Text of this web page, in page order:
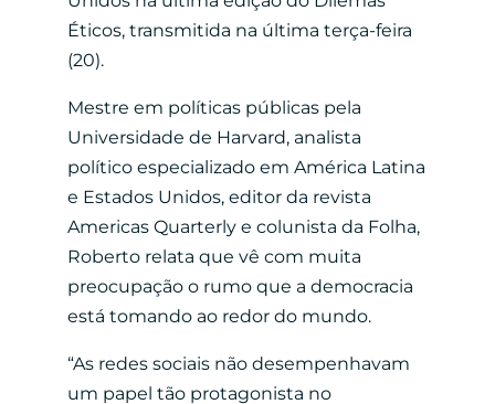
Éticos, transmitida na última terça-feira
(20).
Mestre em políticas públicas pela
Universidade de Harvard, analista
político especializado em América Latina
e Estados Unidos, editor da revista
Americas Quarterly e colunista da Folha,
Roberto relata que vê com muita
preocupação o rumo que a democracia
está tomando ao redor do mundo.
“As redes sociais não desempenhavam
um papel tão protagonista no